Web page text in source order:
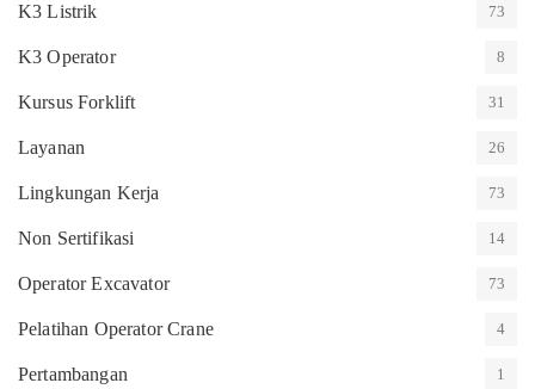
K3 Listrik 73
K3 Operator 8
Kursus Forklift 31
Layanan 26
Lingkungan Kerja 73
Non Sertifikasi 14
Operator Excavator 73
Pelatihan Operator Crane 4
Pertambangan 1